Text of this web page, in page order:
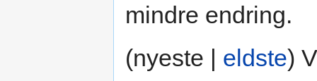
mindre endring.
(nyeste | eldste)